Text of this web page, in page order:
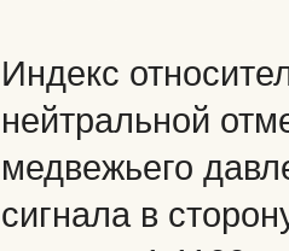
Индекс
нейтральной
медвежьего
сигнала в